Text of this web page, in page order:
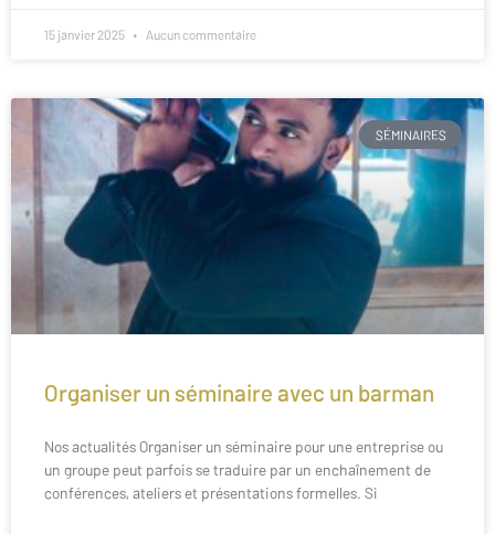
15 janvier 2025 Aucun commentaire
SÉMINAIRES
Organiser un séminaire avec un barman
Nos actualités Organiser un séminaire pour une entreprise ou
un groupe peut parfois se traduire par un enchaînement de
conférences, ateliers et présentations formelles. Si